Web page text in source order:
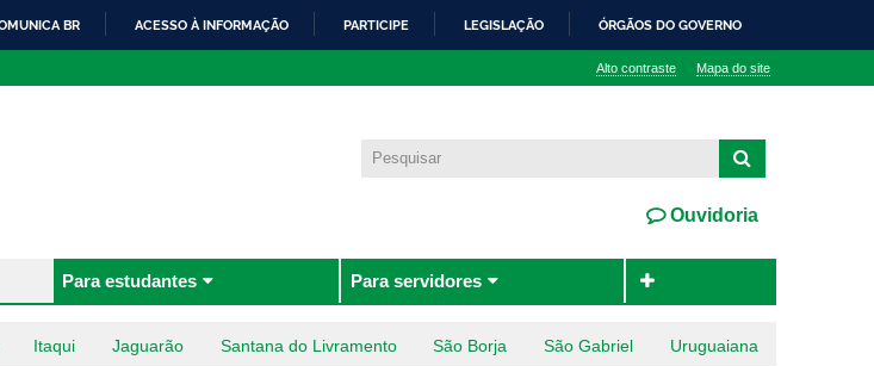
BR ACESSO À INFORMAÇÃO PARTICIPE LEGISLAÇÃO ÓRGÃOS DO GOVERNO
Alto contraste Mapa do site
Ouvidoria
Para estudantes Para servidores
Itaqui Jaguarão Santana do Livramento São Borja São Gabriel Uruguaiana